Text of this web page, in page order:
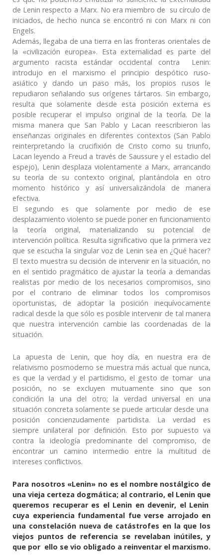
de Lenin respecto a Marx. No era miembro de su círculo de
iniciados, de hecho nunca se encontró ni con Marx ni con
Engels.
Además, llegaba de una tierra en las fronteras orientales de
la «civilización europea». Esta externalidad es parte del
argumento racista estándar occidental contra Lenin:
introdujo en el marxismo el principio despótico ruso-
asiático y dando un paso más, los propios rusos le
repudiaron señalando sus orígenes tártaros. Sin embargo,
resulta que solamente desde esta posición externa es
posible recuperar el impulso original de la teoría. De la
misma manera que San Pablo y Lacan reescribieron las
enseñanzas originales en diferentes contextos (San Pablo
reinterpretando la crucifixión de Cristo como su triunfo,
Lacan leyendo a Freud a través de Saussure y el estadio del
espejo), Lenin desplaza violentamente a Marx, arrancando
su teoría de su contexto original, plantándola en otro
momento histórico y así universalizándola de manera
efectiva.
El segundo es que solamente por medio de ese
desplazamiento violento se puede poner en funcionamiento
la teoría original, materializando su potencial de
intervención política. Resulta significativo que la primera vez
que se escucha la singular voz de Lenin sea en ¿Qué hacer?
El texto muestra su decisión de intervenir en la situación, no
en el sentido pragmático de ajustar la teoría a demandas
realistas por medio de los necesarios compromisos, sino
por el contrario de eliminar todos los compromisos
oportunistas, de adoptar la posición inequívocamente
radical desde la que sólo es posible intervenir de tal manera
que nuestra intervención cambie las coordenadas de la
situación.
La apuesta de Lenin, que hoy día, en nuestra era de
relativismo posmoderno se muestra más actual que nunca,
es que la verdad y el partidismo, el gesto de tomar una
posición, no se excluyen mutuamente sino que son
condición la una del otro; la verdad universal en una
situación concreta solamente se puede articular desde una
posición concienzudamente partidista. La verdad es
siempre unilateral por definición. Esto por supuesto va
contra la ideología predominante del compromiso, de
encontrar un camino intermedio entre la multitud de
intereses conflictivos.
Para nosotros «Lenin» no es el nombre nostálgico de
una vieja certeza dogmática; al contrario, el Lenin que
queremos recuperar es el Lenin en devenir, el Lenin
cuya experiencia fundamental fue verse arrojado en
una constelación nueva de catástrofes en la que los
viejos puntos de referencia se revelaban inútiles, y
que por ello se vio obligado a reinventar el marxismo.